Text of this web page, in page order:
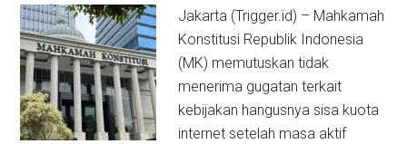
Jakarta (Trigger.id) – Mahkamah
Konstitusi Republik Indonesia
(MK) memutuskan tidak
menerima gugatan terkait
kebijakan hangusnya sisa kuota
internet setelah masa aktif